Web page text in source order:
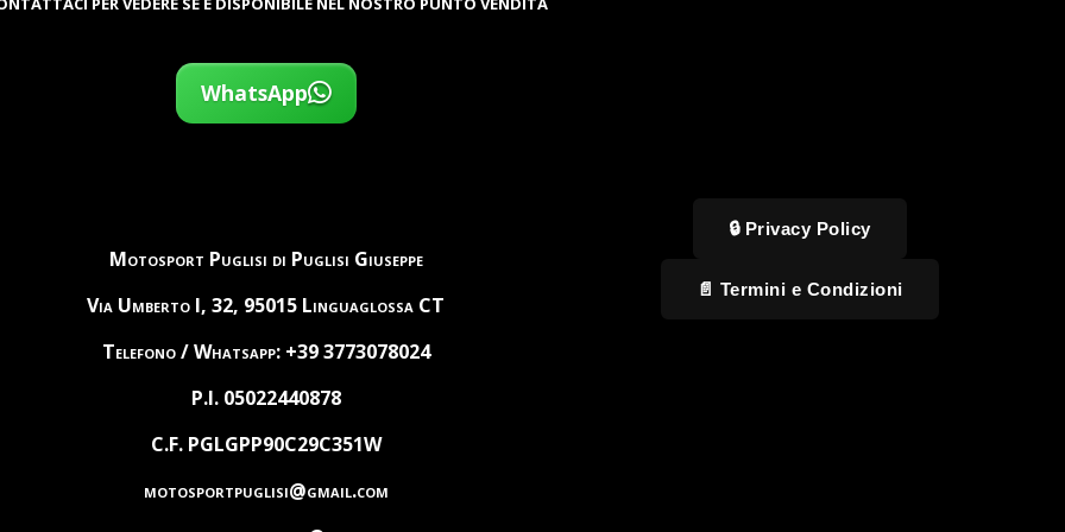
WhatsApp
Motosport Puglisi di Puglisi Giuseppe
Via Umberto I, 32, 95015 Linguaglossa CT
Telefono / Whatsapp: +39 3773078024
P.I. 05022440878
C.F. PGLGPP90C29C351W
motosportpuglisi@gmail.com
🔒 Privacy Policy
📄 Termini e Condizioni